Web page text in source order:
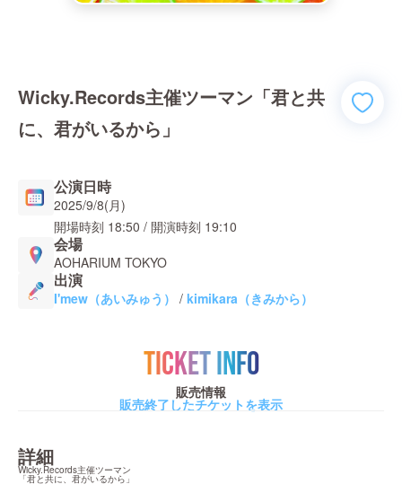
Wicky.Records主催ツーマン「君と共
に、君がいるから」
公演日時
2025/9/8(月)
開場時刻 18:50 / 開演時刻 19:10
会場
AOHARIUM TOKYO
出演
I'mew（あいみゅう） / kimikara（きみから）
TICKET INFO
販売情報
販売終了したチケットを表示
詳細
Wicky.Records主催ツーマン
「君と共に、君がいるから」